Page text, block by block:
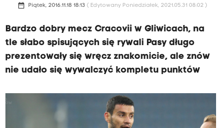
date_range Piątek, 2016.11.18 18:13 ( Edytowany Poniedziałek, 2021.05.31 08:02 )
Bardzo dobry mecz Cracovii w Gliwicach, na
tle słabo spisujących się rywali Pasy długo
prezentowały się wręcz znakomicie, ale znów
nie udało się wywalczyć kompletu punktów